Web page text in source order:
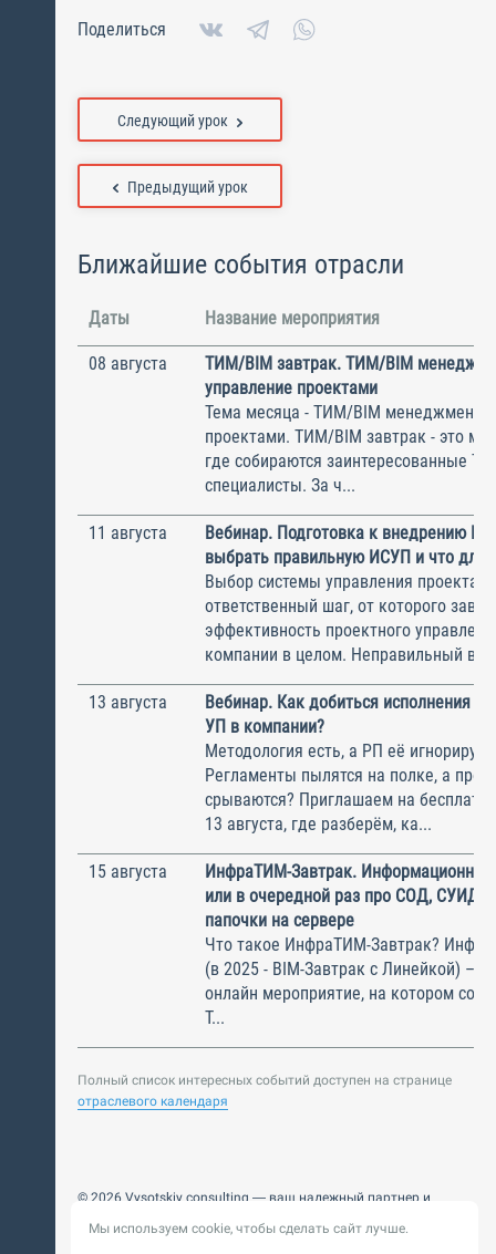
Поделиться
Предыдущий урок
Следующий урок
Ближайшие события отрасли
Даты Название мероприятия
08 августа
ТИМ/BIM завтрак. ТИМ/BIM
управление проектами
Тема месяца - ТИМ/BIM менеджмент и
проектами. ТИМ/BIM завтрак - это
где собираются заинтересованные
специалисты. За ч...
11 августа
Вебинар. Подготовка к внедрению
выбрать правильную ИСУП и что для
Выбор системы управления
ответственный шаг, от которого
эффективность проектного
компании в целом. Неправильный
13 августа
Вебинар. Как добиться исполнения
УП в компании?
Методология есть, а РП её
Регламенты пылятся на полке, а
срываются? Приглашаем на
13 августа, где разберём, ка...
15 августа
ИнфраТИМ-Завтрак.
или в очередной раз про СОД, СУИД и
папочки на сервере
Что такое ИнфраТИМ-Завтрак?
(в 2025 - BIM-Завтрак с Линейкой) –
онлайн мероприятие, на котором
Т...
Полный список интересных событий доступен на странице
отраслевого календаря
© 2026 Vysotskiy consulting — ваш надежный партнер и
Цифровизация, BIM, ИИ. Внедряем и оптимизируем
Мы используем cookie, чтобы сделать сайт лучше.